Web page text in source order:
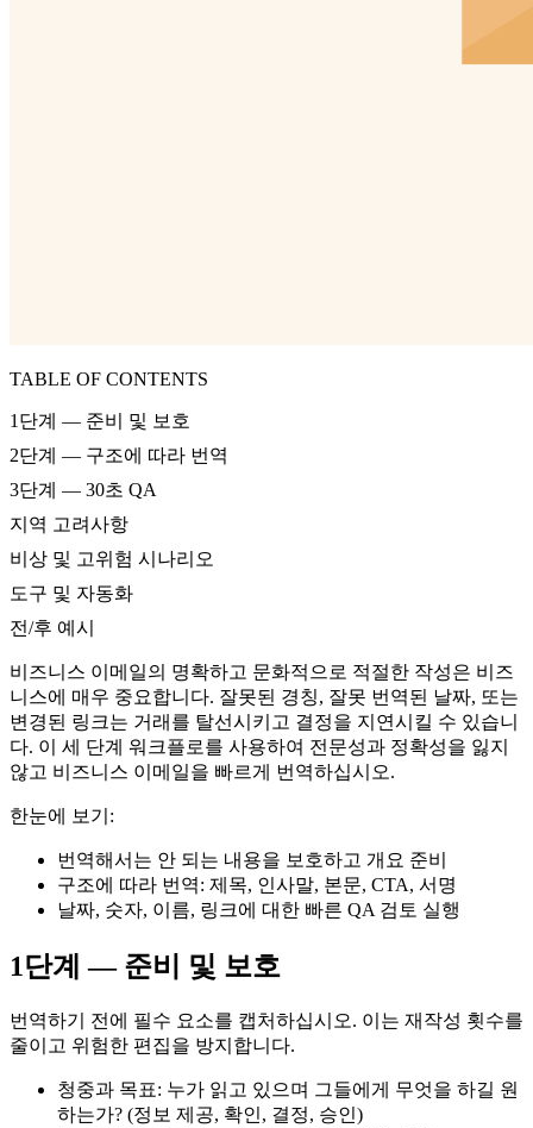
TABLE OF CONTENTS
1단계 — 준비 및 보호
2단계 — 구조에 따라 번역
3단계 — 30초 QA
지역 고려사항
비상 및 고위험 시나리오
도구 및 자동화
전/후 예시
비즈니스 이메일의 명확하고 문화적으로 적절한 작성은 비즈
니스에 매우 중요합니다. 잘못된 경칭, 잘못 번역된 날짜, 또는
변경된 링크는 거래를 탈선시키고 결정을 지연시킬 수 있습니
다. 이 세 단계 워크플로를 사용하여 전문성과 정확성을 잃지
않고 비즈니스 이메일을 빠르게 번역하십시오.
한눈에 보기:
번역해서는 안 되는 내용을 보호하고 개요 준비
구조에 따라 번역: 제목, 인사말, 본문, CTA, 서명
날짜, 숫자, 이름, 링크에 대한 빠른 QA 검토 실행
1단계 — 준비 및 보호
번역하기 전에 필수 요소를 캡처하십시오. 이는 재작성 횟수를
줄이고 위험한 편집을 방지합니다.
청중과 목표: 누가 읽고 있으며 그들에게 무엇을 하길 원
하는가? (정보 제공, 확인, 결정, 승인)